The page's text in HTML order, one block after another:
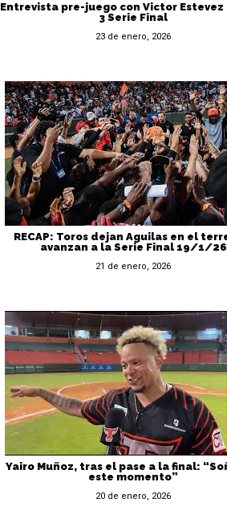
Entrevista pre-juego con Victor Estevez
3 Serie Final
23 de enero, 2026
RECAP: Toros dejan Aguilas en el
avanzan a la Serie Final 19/1/26
21 de enero, 2026
Yairo Muñoz, tras el pase a la final:
este momento”
20 de enero, 2026